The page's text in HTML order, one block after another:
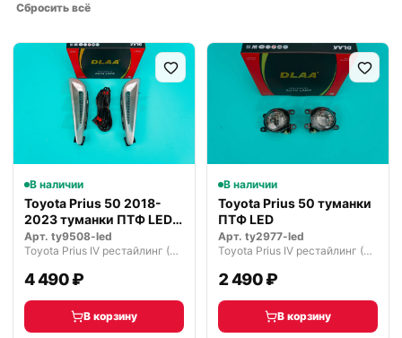
Сбросить всё
В наличии
Toyota Prius 50 2018-
2023 туманки ПТФ LED
ДХО пов…
Арт. ty9508-led
Toyota Prius IV рестайлинг (2018—2023)
4 490 ₽
В корзину
В наличии
Toyota Prius 50 туманки
ПТФ LED
Арт. ty2977-led
Toyota Prius IV рестайлинг (2018—2023)
2 490 ₽
В корзину